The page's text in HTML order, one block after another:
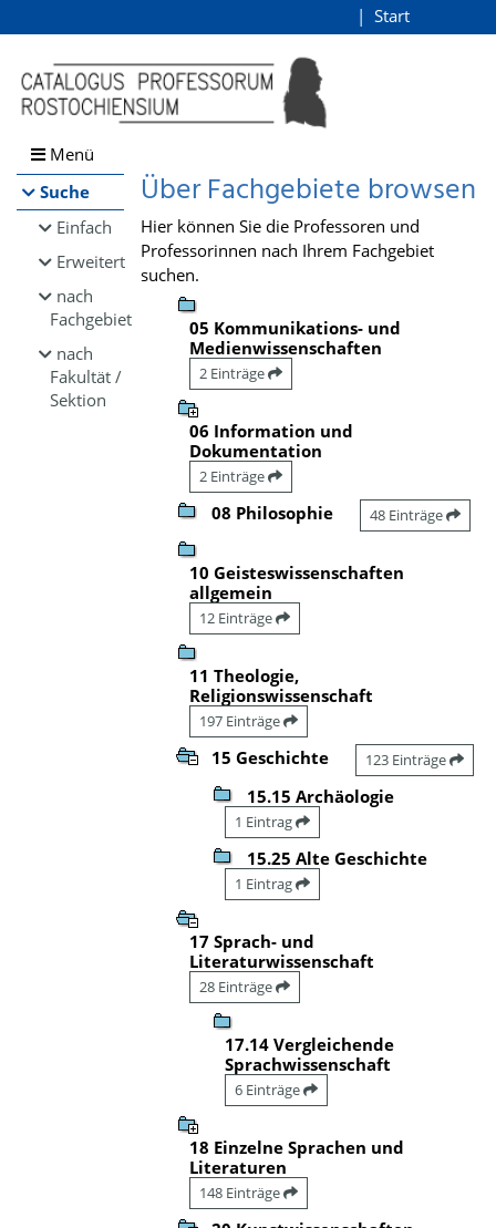
Browsen
direkt zum Inhalt
Start
Menü
Suche
Einfach
Erweitert
nach
Fachgebiet
nach
Fakultät /
Sektion
Über Fachgebiete browsen
Hier können Sie die Professoren und
Professorinnen nach Ihrem Fachgebiet
suchen.
05 Kommunikations- und
Medienwissenschaften
2 Einträge
06 Information und
Dokumentation
2 Einträge
08 Philosophie 48 Einträge
10 Geisteswissenschaften
allgemein
12 Einträge
11 Theologie,
Religionswissenschaft
197 Einträge
15 Geschichte 123 Einträge
15.15 Archäologie
1 Eintrag
15.25 Alte Geschichte
1 Eintrag
17 Sprach- und
Literaturwissenschaft
28 Einträge
17.14 Vergleichende
Sprachwissenschaft
6 Einträge
18 Einzelne Sprachen und
Literaturen
148 Einträge